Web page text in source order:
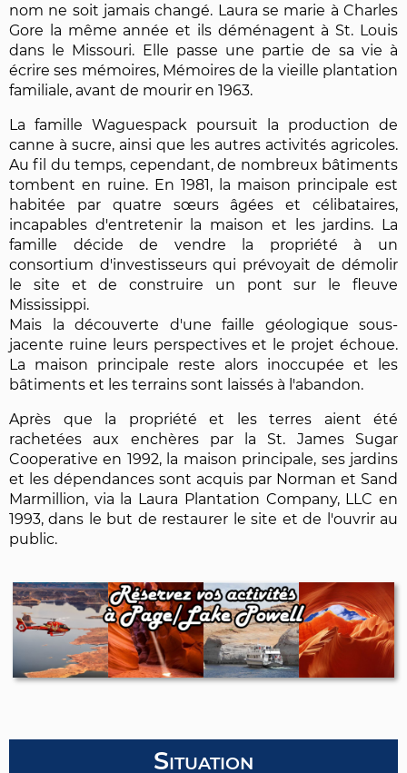
nom ne soit jamais changé. Laura se marie à Charles
Gore la même année et ils déménagent à St. Louis
dans le Missouri. Elle passe une partie de sa vie à
écrire ses mémoires, Mémoires de la vieille plantation
familiale, avant de mourir en 1963.
La famille Waguespack poursuit la production de
canne à sucre, ainsi que les autres activités agricoles.
Au fil du temps, cependant, de nombreux bâtiments
tombent en ruine. En 1981, la maison principale est
habitée par quatre sœurs âgées et célibataires,
incapables d'entretenir la maison et les jardins. La
famille décide de vendre la propriété à un
consortium d'investisseurs qui prévoyait de démolir
le site et de construire un pont sur le fleuve
Mississippi.
Mais la découverte d'une faille géologique sous-
jacente ruine leurs perspectives et le projet échoue.
La maison principale reste alors inoccupée et les
bâtiments et les terrains sont laissés à l'abandon.
Après que la propriété et les terres aient été
rachetées aux enchères par la St. James Sugar
Cooperative en 1992, la maison principale, ses jardins
et les dépendances sont acquis par Norman et Sand
Marmillion, via la Laura Plantation Company, LLC en
1993, dans le but de restaurer le site et de l'ouvrir au
public.
Situation